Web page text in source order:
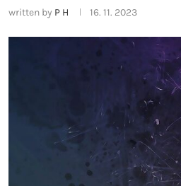
written by P H 16. 11. 2023